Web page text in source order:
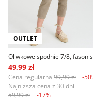
OUTLET
Oliwkowe spodnie 7/8, fason
49,99 zł
Cena regularna 99,99 zł
-
Najniższa cena z 30 dni
59,99 zł
-17%